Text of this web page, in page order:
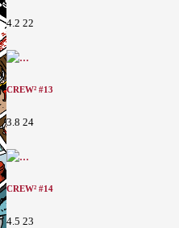
4.2 22
CREW² #13
3.8 24
CREW² #14
4.5 23